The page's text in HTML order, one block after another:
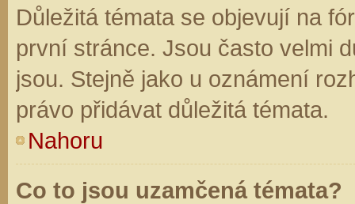
Důležitá témata se objevují na
první stránce. Jsou často velmi
jsou. Stejně jako u oznámení
právo přidávat důležitá témata.
Nahoru
Co to jsou uzamčená témata?